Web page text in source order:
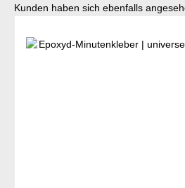
Produktgalerie überspringen
Kunden haben sich ebenfalls